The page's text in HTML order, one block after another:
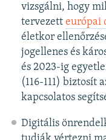
vizsgálni, hogy
tervezett európai
életkor
jogellenes és
és 2023-ig
(116-111) biztosít
kapcsolatos
Digitális